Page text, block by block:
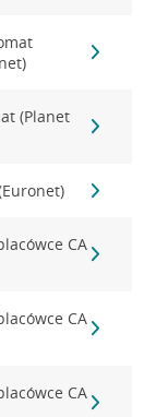
(Planet
CA
CA
CA